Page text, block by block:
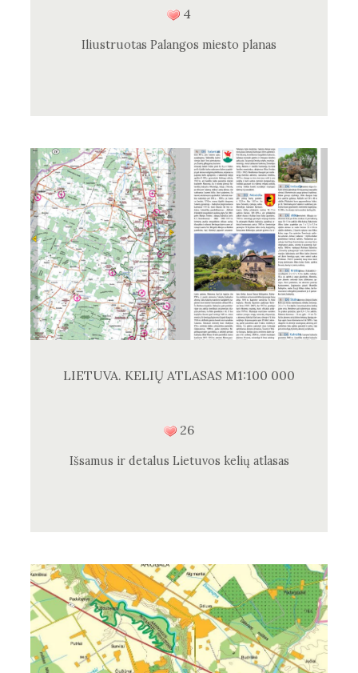
4
Iliustruotas Palangos miesto planas
LIETUVA. KELIŲ ATLASAS M1:100 000
26
Išsamus ir detalus Lietuvos kelių atlasas